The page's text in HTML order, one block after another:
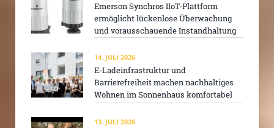
Emerson Synchros IIoT-Plattform
ermöglicht lückenlose Überwachung
und vorausschauende Instandhaltung
14. JULI 2026
E-Ladeinfrastruktur und
Barrierefreiheit machen nachhaltiges
Wohnen im Sonnenhaus komfortabel
13. JULI 2026